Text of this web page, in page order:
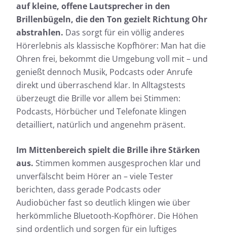
auf kleine, offene Lautsprecher in den
Brillenbügeln, die den Ton gezielt Richtung Ohr
abstrahlen. Das sorgt für ein völlig anderes
Hörerlebnis als klassische Kopfhörer: Man hat die
Ohren frei, bekommt die Umgebung voll mit – und
genießt dennoch Musik, Podcasts oder Anrufe
direkt und überraschend klar. In Alltagstests
überzeugt die Brille vor allem bei Stimmen:
Podcasts, Hörbücher und Telefonate klingen
detailliert, natürlich und angenehm präsent.
Im Mittenbereich spielt die Brille ihre Stärken
aus. Stimmen kommen ausgesprochen klar und
unverfälscht beim Hörer an – viele Tester
berichten, dass gerade Podcasts oder
Audiobücher fast so deutlich klingen wie über
herkömmliche Bluetooth-Kopfhörer. Die Höhen
sind ordentlich und sorgen für ein luftiges